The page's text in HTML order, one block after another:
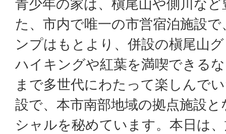
青少年の家は、槇尾山や側川な
た、市内で唯一の市営宿泊施設
ンプはもとより、併設の槇尾山
ハイキングや紅葉を満喫できる
まで多世代にわたって楽しんで
設で、本市南部地域の拠点施設
シャルを秘めています。本日は